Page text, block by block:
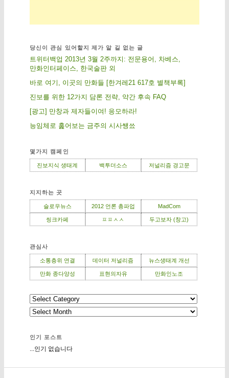
당신이 관심 있어할지 제가 알 길 없는 글
트위터백업 2013년 3월 2주까지: 전문용어, 차베스,
만화인터페이스, 한국술판 외
바로 여기, 이곳의 만화들 [한겨레21 617호 별책부록]
진보를 위한 12가지 담론 전략, 약간 후속 FAQ
[광고] 만창과 제자들이여! 응모하라!
능임체로 훑어보는 금주의 시사쌩쑈
몇가지 캠페인
진보지식 생태계 백투더소스 저널리즘 경고문
지지하는 곳
슬로우뉴스 2012 언론 총파업 MadCom
씽크카페 ㅍㅍㅅㅅ 두고보자 (창고)
관심사
소통층위 연결 데이터 저널리즘 뉴스생태계 개선
만화 종다양성 표현의자유 만화인노조
인기 포스트
...인기 없습니다